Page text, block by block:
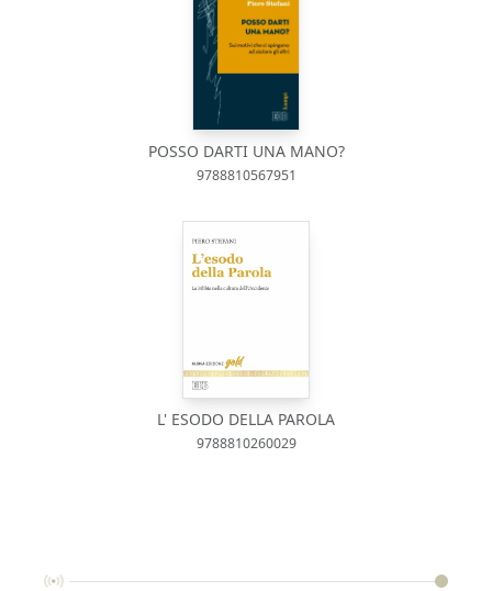
POSSO DARTI UNA MANO?
9788810567951
L' ESODO DELLA PAROLA
9788810260029